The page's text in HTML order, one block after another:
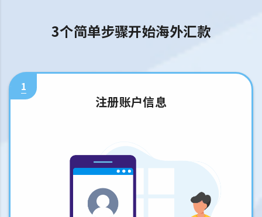
3个简单步骤开始海外汇款
1
注册账户信息